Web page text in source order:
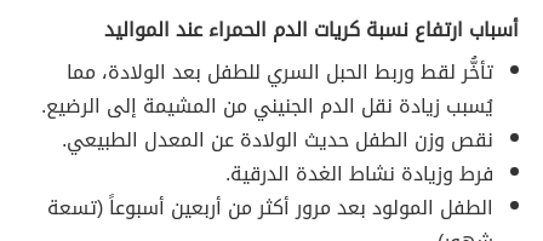
أسباب ارتفاع نسبة كريات الدم الحمراء عند المواليد
تأخُّر لقط وربط الحبل السري للطفل بعد الولادة، مما
يُسبب زيادة نقل الدم الجنيني من المشيمة إلى الرضيع.
نقص وزن الطفل حديث الولادة عن المعدل الطبيعي.
فرط وزيادة نشاط الغدة الدرقية.
الطفل المولود بعد مرور أكثر من أربعين أسبوعاً (تسعة